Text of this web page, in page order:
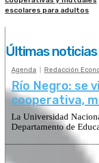
escolares para adultos
Últimas noticias
Agenda Redacción
Río Negro: se
cooperativa,
La Universidad
Departamento de